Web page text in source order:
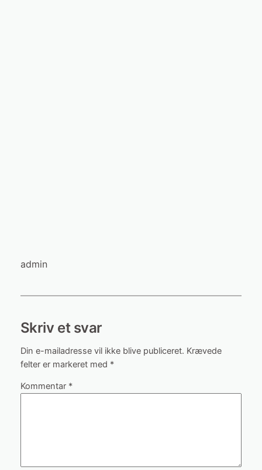
admin
Skriv et svar
Din e-mailadresse vil ikke blive publiceret. Krævede
felter er markeret med *
Kommentar *